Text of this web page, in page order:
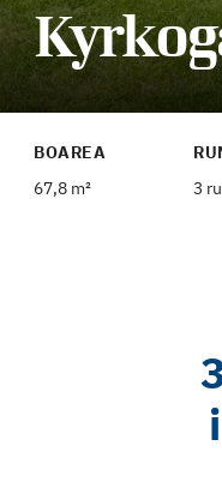
BOAREA
67,8 m²
3